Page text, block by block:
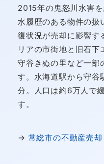
2015年の鬼怒川水害
水履歴のある物件の扱
復状況が売却に影響す
リアの市街地と旧石
守谷きぬの里など一部
す。水海道駅から守谷
分。人口は約6万人で
す。
→ 常総市の不動産売